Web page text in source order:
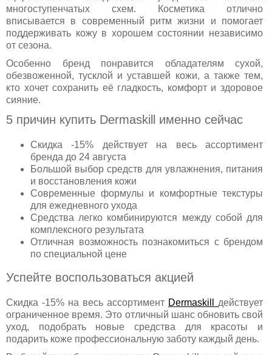
многоступенчатых схем. Косметика отлично
вписывается в современный ритм жизни и помогает
поддерживать кожу в хорошем состоянии независимо
от сезона.
Особенно бренд понравится обладателям сухой,
обезвоженной, тусклой и уставшей кожи, а также тем,
кто хочет сохранить её гладкость, комфорт и здоровое
сияние.
5 причин купить Dermaskill именно сейчас
Скидка -15% действует на весь ассортимент
бренда до 24 августа
Большой выбор средств для увлажнения, питания
и восстановления кожи
Современные формулы и комфортные текстуры
для ежедневного ухода
Средства легко комбинируются между собой для
комплексного результата
Отличная возможность познакомиться с брендом
по специальной цене
Успейте воспользоваться акцией
Скидка -15% на весь ассортимент Dermaskill действует
ограниченное время. Это отличный шанс обновить свой
уход, подобрать новые средства для красоты и
подарить коже профессиональную заботу каждый день.